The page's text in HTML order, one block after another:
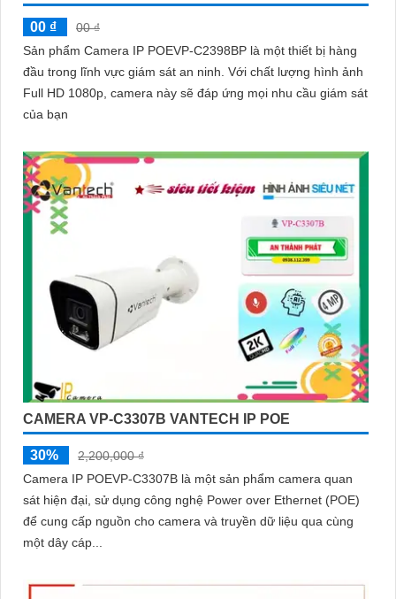
00 ₫
00 ₫
Sản phẩm Camera IP POEVP-C2398BP là một thiết bị hàng
đầu trong lĩnh vực giám sát an ninh. Với chất lượng hình ảnh
Full HD 1080p, camera này sẽ đáp ứng mọi nhu cầu giám sát
của bạn
CAMERA VP-C3307B VANTECH IP POE
30%
2,200,000 ₫
Camera IP POEVP-C3307B là một sản phẩm camera quan
sát hiện đại, sử dụng công nghệ Power over Ethernet (POE)
để cung cấp nguồn cho camera và truyền dữ liệu qua cùng
một dây cáp...